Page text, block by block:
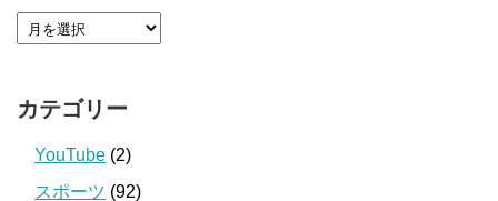
カテゴリー
YouTube (2)
スポーツ (92)